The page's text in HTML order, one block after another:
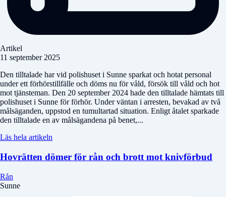
Artikel
11 september 2025
Den tilltalade har vid polishuset i Sunne sparkat och hotat personal
under ett förhörstillfälle och döms nu för våld, försök till våld och hot
mot tjänsteman. Den 20 september 2024 hade den tilltalade hämtats till
polishuset i Sunne för förhör. Under väntan i arresten, bevakad av två
målsäganden, uppstod en tumultartad situation. Enligt åtalet sparkade
den tilltalade en av målsägandena på benet,...
Läs hela artikeln
Hovrätten dömer för rån och brott mot knivförbud
Rån
Sunne